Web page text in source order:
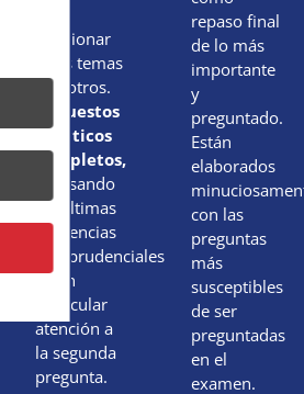
relacionar
unos temas
con otros.
Supuestos
prácticos
completos,
repasando
las últimas
tendencias
jurisprudenciales
y con
particular
atención a
la segunda
pregunta.
repaso final
de lo más
importante
y
preguntado.
Están
elaborados
con las
preguntas
más
susceptibles
de ser
preguntadas
en el
examen.